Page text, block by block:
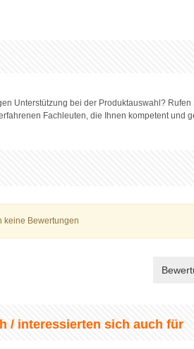
Unterstützung bei der Produktauswahl?
Fachleuten, die Ihnen kompetent und
keine Bewertungen
/ interessierten sich auch für